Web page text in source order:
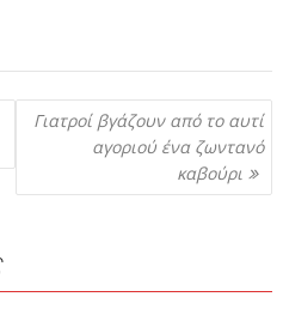
Γιατροί βγάζουν από το αυτί
αγοριού ένα ζωντανό
καβούρι